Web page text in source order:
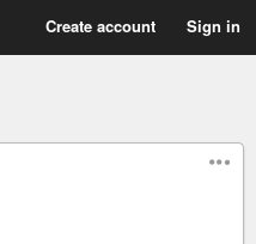
Create account Sign in